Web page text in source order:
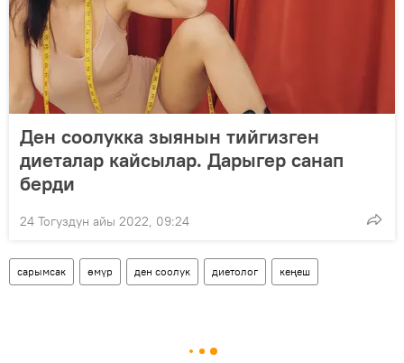
Ден соолукка зыянын тийгизген
диеталар кайсылар. Дарыгер санап
берди
24 Тогуздун айы 2022, 09:24
сарымсак өмүр ден соолук диетолог кеңеш